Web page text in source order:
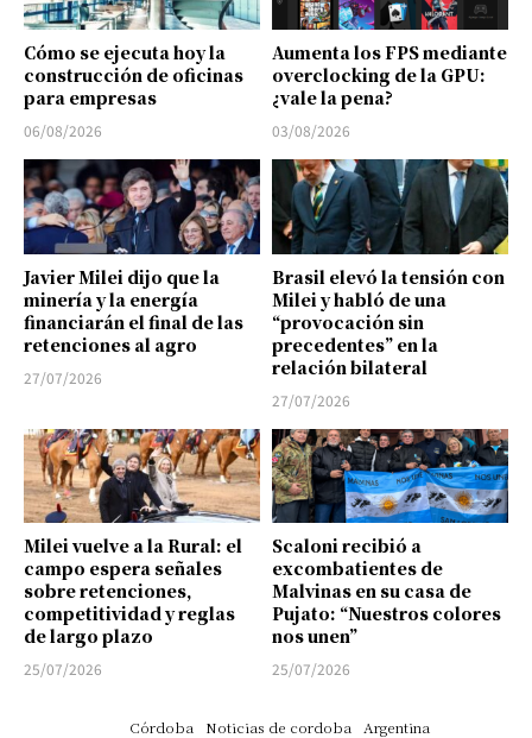
Cómo se ejecuta hoy la
construcción de oficinas
para empresas
06/08/2026
Aumenta los FPS mediante
overclocking de la GPU:
¿vale la pena?
03/08/2026
Javier Milei dijo que la
minería y la energía
financiarán el final de las
retenciones al agro
27/07/2026
Brasil elevó la tensión con
Milei y habló de una
“provocación sin
precedentes” en la
relación bilateral
27/07/2026
Milei vuelve a la Rural: el
campo espera señales
sobre retenciones,
competitividad y reglas
de largo plazo
25/07/2026
Scaloni recibió a
excombatientes de
Malvinas en su casa de
Pujato: “Nuestros colores
nos unen”
25/07/2026
Córdoba Noticias de cordoba Argentina